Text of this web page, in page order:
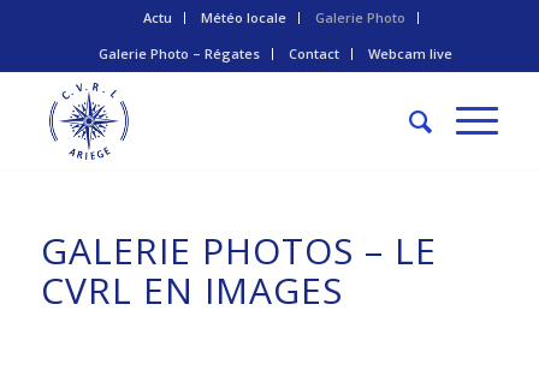
Actu Météo locale
Galerie Photo
Galerie Photo – Régates
Contact Webcam live
GALERIE PHOTOS – LE
CVRL EN IMAGES